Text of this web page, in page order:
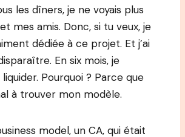
les dîners, je ne voyais plus
mes amis. Donc, si tu veux, je
dédiée à ce projet. Et j’ai
En six mois, je
Pourquoi ? Parce que
à trouver mon modèle.
model, un CA, qui était